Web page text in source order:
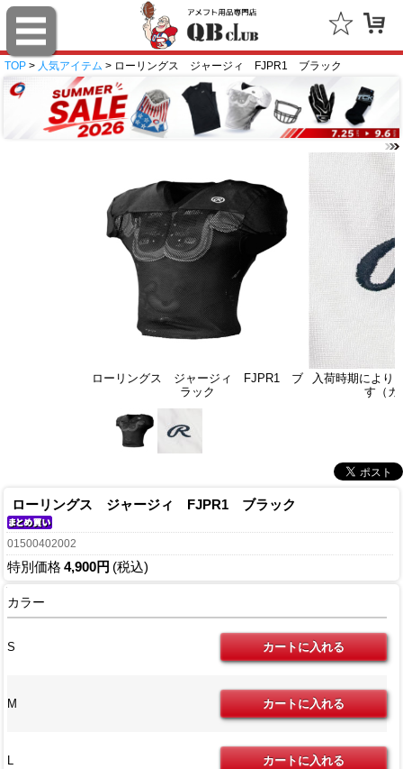
TOP > 人気アイテム > ローリングス ジャージィ FJPR1 ブラック
ローリングス ジャージィ FJPR1 ブ
ラック
入荷時期により
す（カ
ローリングス ジャージィ FJPR1 ブラック
01500402002
特別価格 4,900円 (税込)
カラー
S
M
L